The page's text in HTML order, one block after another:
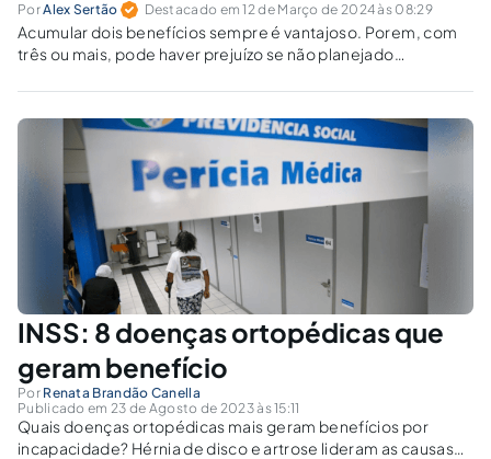
PorAlex Sertão Destacado em 12 de Março de 2024 às 08:29
Acumular dois benefícios sempre é vantajoso. Porem, com
três ou mais, pode haver prejuízo se não planejado
INSS: 8 doenças ortopédicas que
geram benefício
Por Renata Brandão Canella
Publicado em 23 de Agosto de 2023 às 15:11
Quais doenças ortopédicas mais geram benefícios por
incapacidade? Hérnia de disco e artrose lideram as causas